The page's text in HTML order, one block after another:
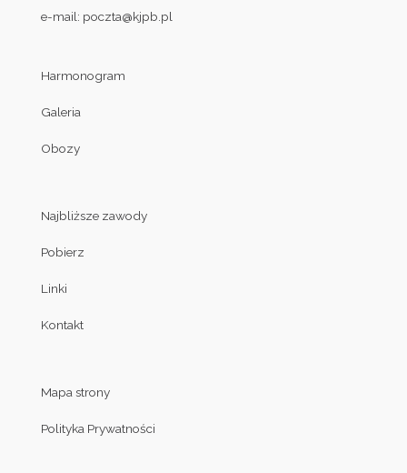
e-mail: poczta@kjpb.pl
Harmonogram
Galeria
Obozy
Najbliższe zawody
Pobierz
Linki
Kontakt
Mapa strony
Polityka Prywatności